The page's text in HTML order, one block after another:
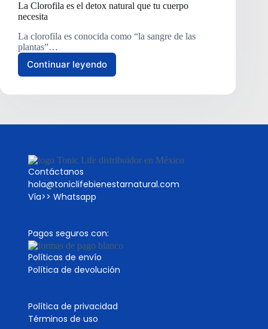
La Clorofila es el detox natural que tu cuerpo
necesita
La clorofila es conocida como “la sangre de las
plantas”…
Continuar leyendo
Contáctanos
hola@toniclifebienestarnatural.com
Vía>> Whatsapp
Pagos seguros con:
Políticas de envío
Política de devolución
Política de privacidad
Términos de uso